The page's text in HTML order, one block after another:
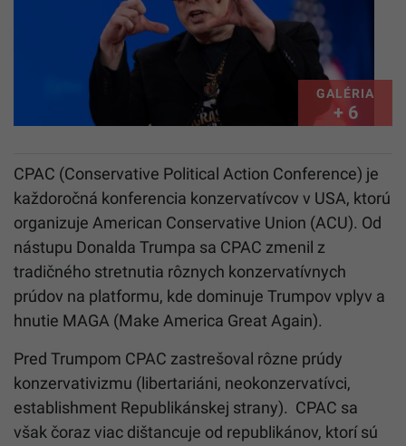
GALÉRIA
+ 6
CPAC (Conservative Political Action Conference) je
každoročná konferencia konzervatívcov v USA, ktorú
organizuje American Conservative Union (ACU). Od
nástupu Donalda Trumpa sa CPAC zmenil z
tradičného stretnutia rôznych konzervatívnych
prúdov na platformu, kde dominuje Trumpov vplyv a
hnutie MAGA (Make America Great Again).
Pred Trumpom CPAC zastrešoval rôzne prúdy
konzervativizmu (libertariáni, neokonzervatívci,
establishment Republikánskej strany). CPAC sa
však čoraz viac dištancuje od republikánov, ktorí sú